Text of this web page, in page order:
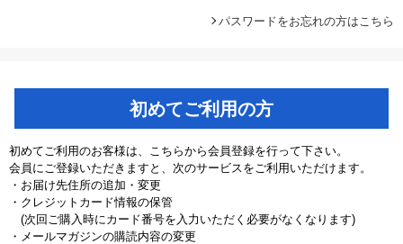
パスワードをお忘れの方はこちら
初めてご利用の方
初めてご利用のお客様は、こちらから会員登録を行って下さい。
会員にご登録いただきますと、次のサービスをご利用いただけます。
・お届け先住所の追加・変更
・クレジットカード情報の保管
(次回ご購入時にカード番号を入力いただく必要がなくなります)
・メールマガジンの購読内容の変更